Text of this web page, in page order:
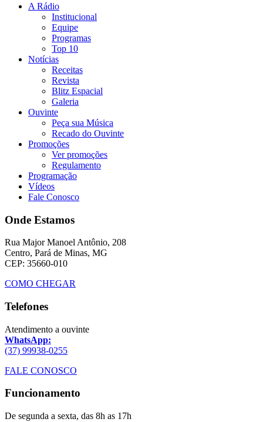
A Rádio
Institucional
Equipe
Programas
Top 10
Notícias
Receitas
Revista
Blitz Espacial
Galeria
Ouvinte
Peça sua Música
Recado do Ouvinte
Promoções
Ver promoções
Regulamento
Programação
Vídeos
Fale Conosco
Onde Estamos
Rua Major Manoel Antônio, 208
Centro, Pará de Minas, MG
CEP: 35660-010
COMO CHEGAR
Telefones
Atendimento a ouvinte
WhatsApp:
(37) 99938-0255
FALE CONOSCO
Funcionamento
De segunda a sexta, das 8h as 17h